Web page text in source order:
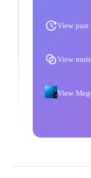
View past
View
View